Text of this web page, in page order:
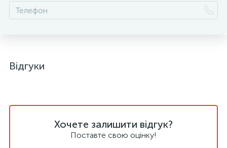
Відгуки
Хочете залишити відгук?
Поставте свою оцінку!